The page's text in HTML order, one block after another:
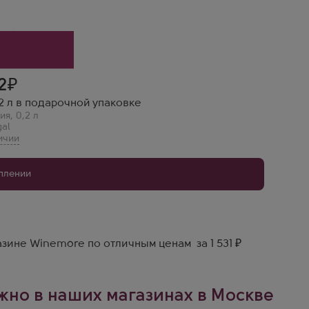
л в подарочной упаковке
, 0,2 л
Winemore по отличным ценам за 1 531 ₽
в наших магазинах в Москве